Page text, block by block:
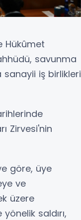
Hükûmet
savunma
sanayii iş birlikleri
Zirvesi'nin
göre, üye
ve
üzere
saldırı,